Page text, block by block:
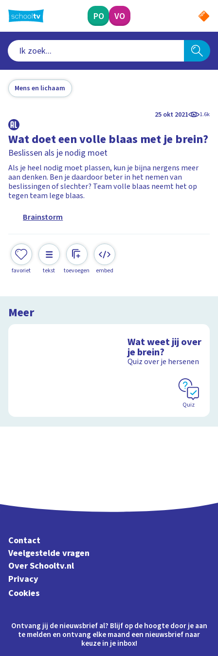
naar
hoofdinhoud
PO VO
Mens en lichaam
25 okt 2021 1.6k
Wat doet een volle blaas met je brein?
Beslissen als je nodig moet
Als je heel nodig moet plassen, kun je bijna nergens meer
aan denken. Ben je daardoor beter in het nemen van
beslissingen of slechter? Team volle blaas neemt het op
tegen team lege blaas.
Brainstorm
favoriet tekst toevoegen embed
Meer
Wat weet jij over
je brein?
Quiz over je hersenen
Quiz
Contact
Veelgestelde vragen
Over Schooltv.nl
Privacy
Cookies
Ontvang jij de nieuwsbrief al? Blijf op de hoogte door je aan
te melden en ontvang elke maand een nieuwsbrief naar
keuze in je inbox!